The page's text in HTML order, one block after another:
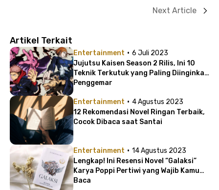
Next Article
Artikel Terkait
Entertainment · 6 Juli 2023
Jujutsu Kaisen Season 2 Rilis, Ini 10
Teknik Terkutuk yang Paling Diinginkan
Penggemar
Entertainment · 4 Agustus 2023
12 Rekomendasi Novel Ringan Terbaik,
Cocok Dibaca saat Santai
Entertainment · 14 Agustus 2023
Lengkap! Ini Resensi Novel “Galaksi”
Karya Poppi Pertiwi yang Wajib Kamu
Baca